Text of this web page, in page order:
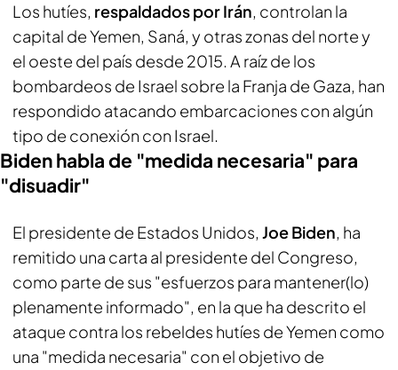
Los hutíes, respaldados por Irán, controlan la
capital de Yemen, Saná, y otras zonas del norte y
el oeste del país desde 2015. A raíz de los
bombardeos de Israel sobre la Franja de Gaza, han
respondido atacando embarcaciones con algún
tipo de conexión con Israel.
Biden habla de "medida necesaria" para
"disuadir"
El presidente de Estados Unidos, Joe Biden, ha
remitido una carta al presidente del Congreso,
como parte de sus "esfuerzos para mantener(lo)
plenamente informado", en la que ha descrito el
ataque contra los rebeldes hutíes de Yemen como
una "medida necesaria" con el objetivo de